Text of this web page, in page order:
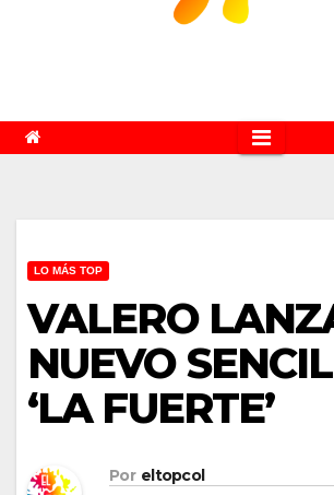
LO MÁS TOP
VALERO
NUEVO
‘LA FUERTE’
Por eltopcol